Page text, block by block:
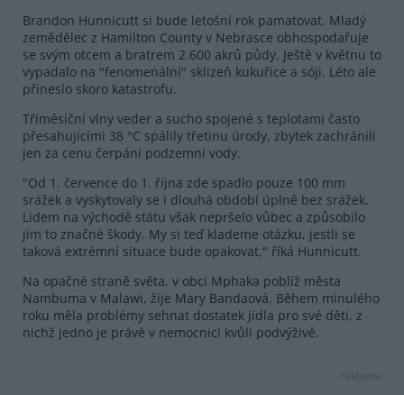
Brandon Hunnicutt si bude letošní rok pamatovat. Mladý
zemědělec z Hamilton County v Nebrasce obhospodařuje
se svým otcem a bratrem 2.600 akrů půdy. Ještě v květnu to
vypadalo na "fenomenální" sklizeň kukuřice a sóji. Léto ale
přineslo skoro katastrofu.
Tříměsíční vlny veder a sucho spojené s teplotami často
přesahujícími 38 °C spálily třetinu úrody, zbytek zachránili
jen za cenu čerpání podzemní vody.
"Od 1. července do 1. října zde spadlo pouze 100 mm
srážek a vyskytovaly se i dlouhá období úplně bez srážek.
Lidem na východě státu však nepršelo vůbec a způsobilo
jim to značné škody. My si teď klademe otázku, jestli se
taková extrémní situace bude opakovat," říká Hunnicutt.
Na opačné straně světa, v obci Mphaka poblíž města
Nambuma v Malawi, žije Mary Bandaová. Během minulého
roku měla problémy sehnat dostatek jídla pro své děti, z
nichž jedno je právě v nemocnici kvůli podvýživě.
reklama